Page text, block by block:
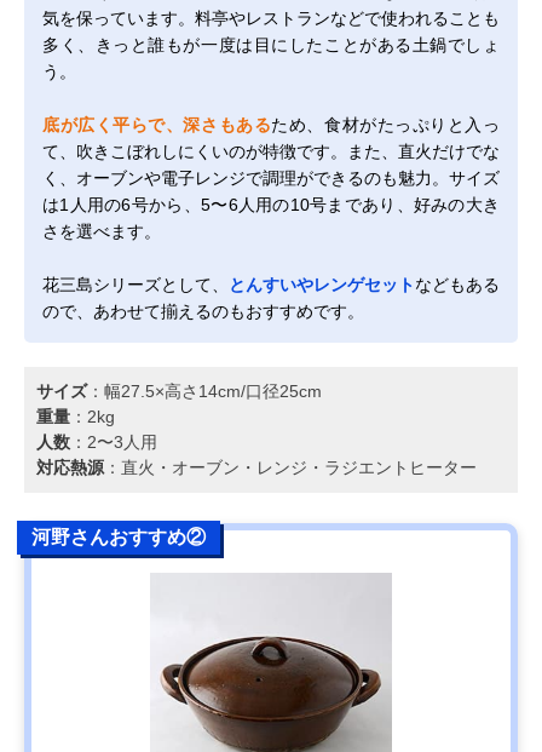
気を保っています。料亭やレストランなどで使われることも
多く、きっと誰もが一度は目にしたことがある土鍋でしょ
う。
底が広く平らで、深さもあるため、食材がたっぷりと入っ
て、吹きこぼれしにくいのが特徴です。また、直火だけでな
く、オーブンや電子レンジで調理ができるのも魅力。サイズ
は1人用の6号から、5〜6人用の10号まであり、好みの大き
さを選べます。
花三島シリーズとして、 とんすいやレンゲセットなどもある
ので、あわせて揃えるのもおすすめです。
サイズ：幅27.5×高さ14cm/口径25cm
重量 ：2kg
人数 ：2〜3人用
対応熱源 ：直火・オーブン・レンジ・ラジエントヒーター
河野さんおすすめ②